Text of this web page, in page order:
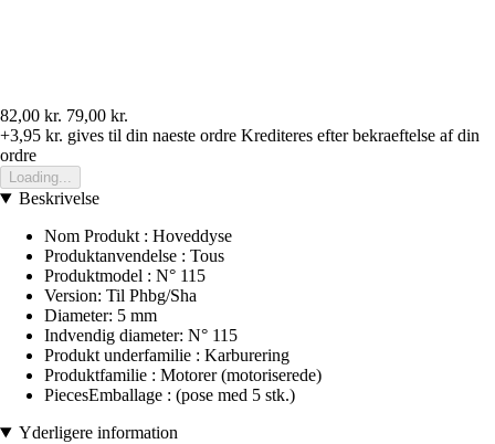
82,00 kr. 79,00 kr.
+3,95 kr. gives til din naeste ordre Krediteres efter bekraeftelse af din
ordre
Loading...
Beskrivelse
Nom Produkt : Hoveddyse
Produktanvendelse : Tous
Produktmodel : N° 115
Version: Til Phbg/Sha
Diameter: 5 mm
Indvendig diameter: N° 115
Produkt underfamilie : Karburering
Produktfamilie : Motorer (motoriserede)
PiecesEmballage : (pose med 5 stk.)
Yderligere information